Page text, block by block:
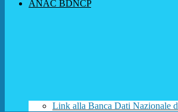
ANAC BDNCP
Link alla Banca Dati Nazionale